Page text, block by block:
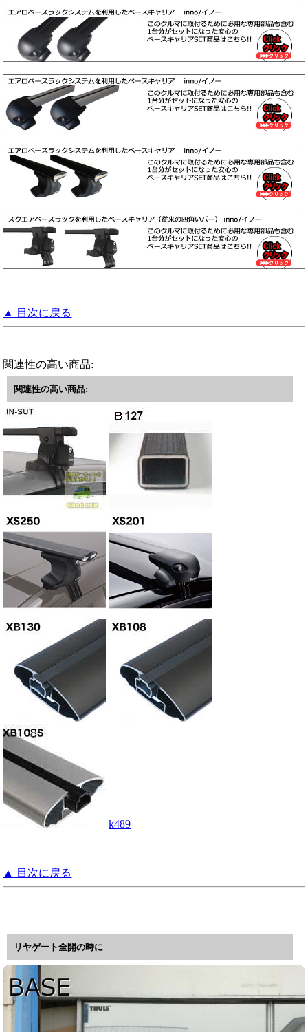
▲ 目次に戻る
関連性の高い商品:
関連性の高い商品:
k489
▲ 目次に戻る
リヤゲート全開の時に